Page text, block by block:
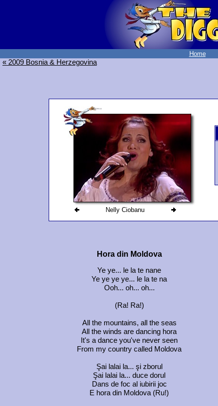
Home
« 2009 Bosnia & Herzegovina
Nelly Ciobanu
Hora din Moldova
Ye ye... le la te nane
Ye ye ye ye... le la te na
Ooh... oh... oh...
(Ra! Ra!)
All the mountains, all the seas
All the winds are dancing hora
It's a dance you've never seen
From my country called Moldova
Şai lalai la... şi zborul
Şai lalai la... duce dorul
Dans de foc al iubirii joc
E hora din Moldova (Ru!)